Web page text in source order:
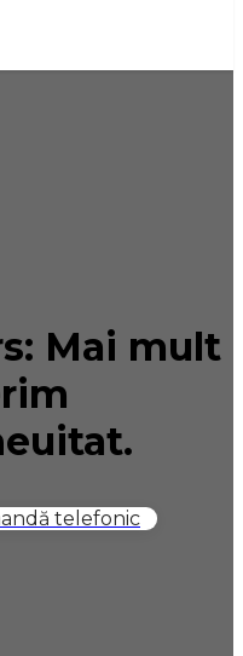
Mai mult
telefonic